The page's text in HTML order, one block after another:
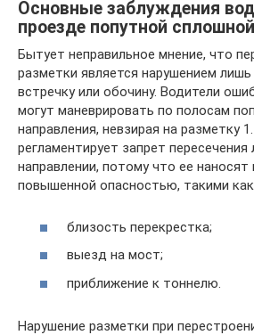
Основные заблуждения
проезде попутной сплошной
Бытует неправильное мнение, что
разметки является нарушением
встречку или обочину. Водители
могут маневрировать по полосам
направления, невзирая на разметку
регламентирует запрет
направлении, потому что ее наносят
повышенной опасностью, такими
близость перекрестка;
выезд на мост;
приближение к тоннелю.
Нарушение разметки при